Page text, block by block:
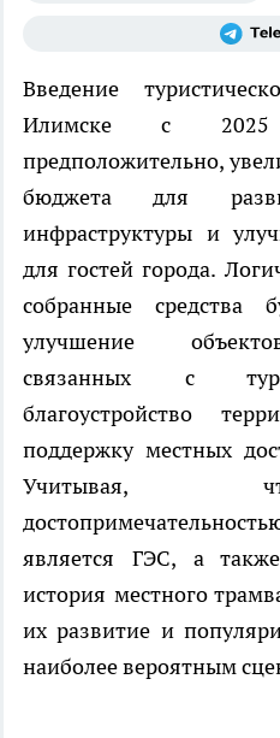
Введение
Илимске с 2025
предположительно,
бюджета для
инфраструктуры и
для гостей города.
собранные средства
улучшение
связанных с
благоустройство
поддержку местных
Учитывая,
является ГЭС, а
история местного
их развитие и
наиболее вероятным